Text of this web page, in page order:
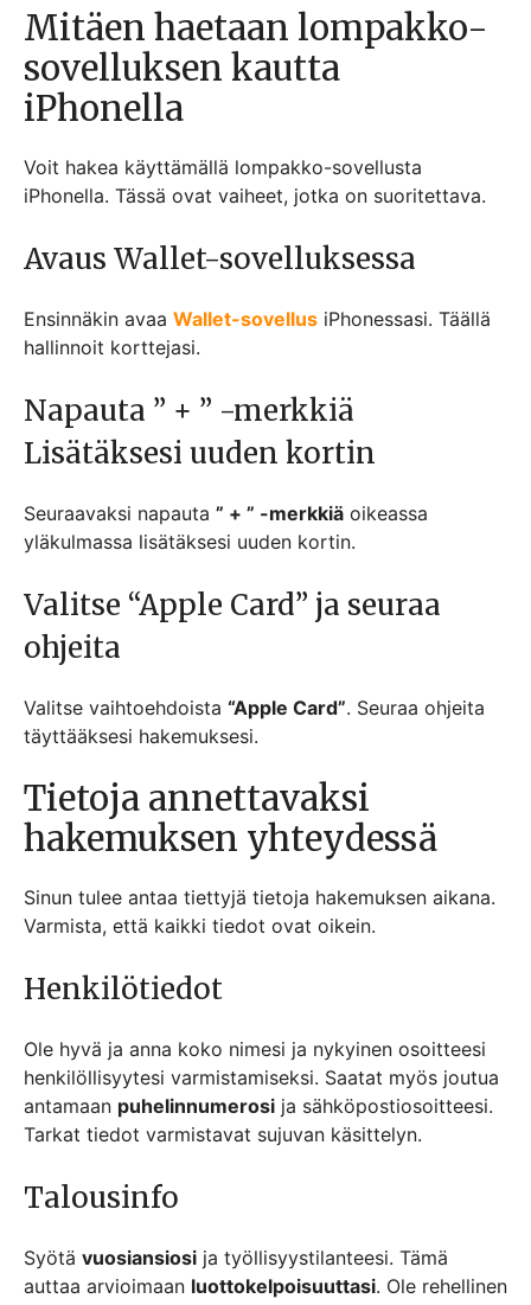
Mitäen haetaan lompakko-
sovelluksen kautta
iPhonella
Voit hakea käyttämällä lompakko-sovellusta
iPhonella. Tässä ovat vaiheet, jotka on suoritettava.
Avaus Wallet-sovelluksessa
Ensinnäkin avaa Wallet-sovellus iPhonessasi. Täällä
hallinnoit korttejasi.
Napauta ” + ” -merkkiä
Lisätäksesi uuden kortin
Seuraavaksi napauta ” + ” -merkkiä oikeassa
yläkulmassa lisätäksesi uuden kortin.
Valitse “Apple Card” ja seuraa
ohjeita
Valitse vaihtoehdoista “Apple Card”. Seuraa ohjeita
täyttääksesi hakemuksesi.
Tietoja annettavaksi
hakemuksen yhteydessä
Sinun tulee antaa tiettyjä tietoja hakemuksen aikana.
Varmista, että kaikki tiedot ovat oikein.
Henkilötiedot
Ole hyvä ja anna koko nimesi ja nykyinen osoitteesi
henkilöllisyytesi varmistamiseksi. Saatat myös joutua
antamaan puhelinnumerosi ja sähköpostiosoitteesi.
Tarkat tiedot varmistavat sujuvan käsittelyn.
Talousinfo
Syötä vuosiansiosi ja työllisyystilanteesi. Tämä
auttaa arvioimaan luottokelpoisuuttasi. Ole rehellinen